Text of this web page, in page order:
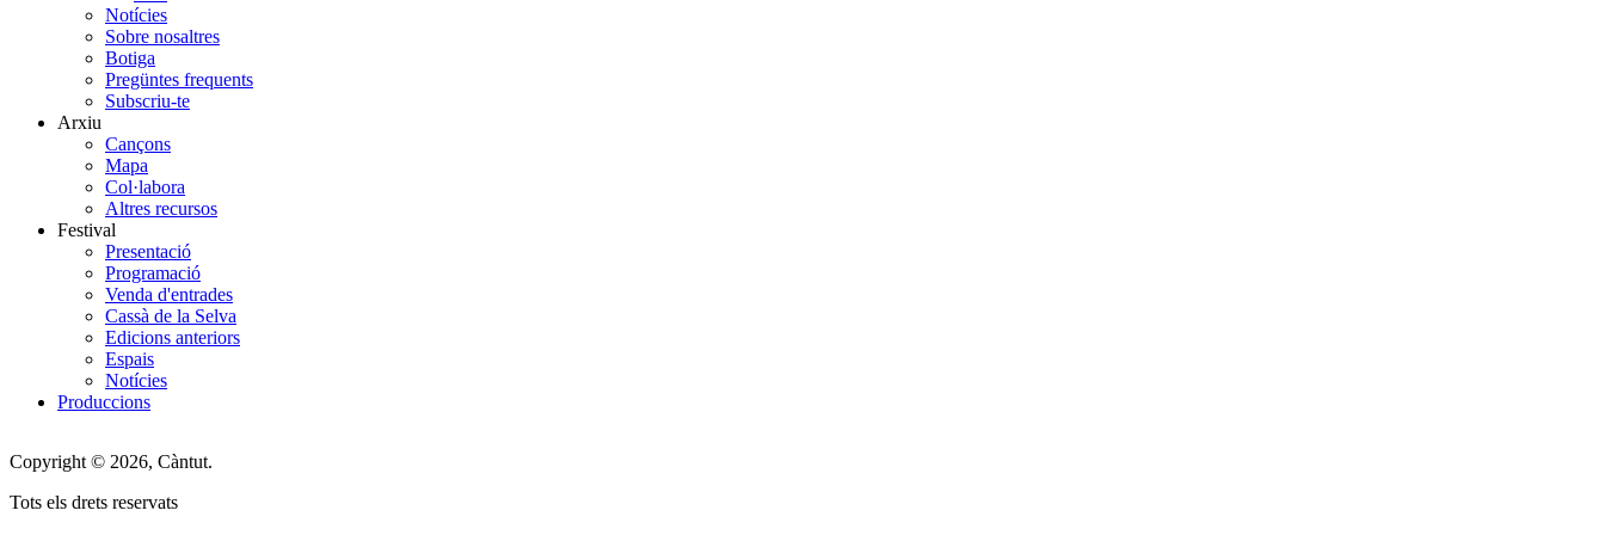
Notícies
Sobre nosaltres
Botiga
Pregüntes frequents
Subscriu-te
Arxiu
Cançons
Mapa
Col·labora
Altres recursos
Festival
Presentació
Programació
Venda d'entrades
Cassà de la Selva
Edicions anteriors
Espais
Notícies
Produccions
Copyright © 2026, Càntut.
Tots els drets reservats